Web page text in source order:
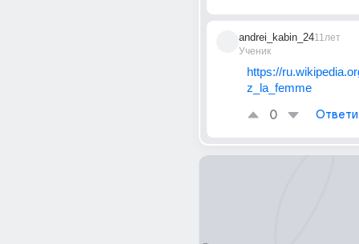
andrei_kabin_24
Ученик
11лет
https://
z_la_femme
0